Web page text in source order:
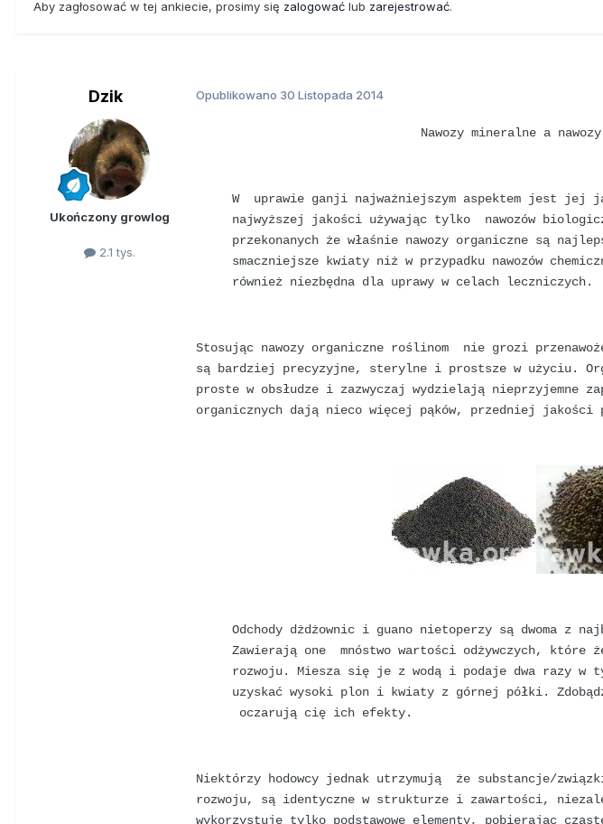
Aby zagłosować w tej ankiecie, prosimy się zalogować lub zarejestrować.
Dzik
Ukończony growlog
2.1 tys.
Opublikowano 30 Listopada 2014
Nawozy mineralne a
W uprawie ganji najważniejszym aspektem jest jej
najwyższej jakości używając tylko nawozów
przekonanych że właśnie nawozy organiczne są
smaczniejsze kwiaty niż w przypadku nawozów
również niezbędna dla uprawy w celach leczniczych.
Stosując nawozy organiczne roślinom nie grozi
są bardziej precyzyjne, sterylne i prostsze w użyciu.
proste w obsłudze i zazwyczaj wydzielają nieprzyjemne
organicznych dają nieco więcej pąków, przedniej jakości
Odchody dżdżownic i guano nietoperzy są dwoma z
Zawierają one mnóstwo wartości odżywczych, które
rozwoju. Miesza się je z wodą i podaje dwa razy w
uzyskać wysoki plon i kwiaty z górnej półki.
oczarują cię ich efekty.
Niektórzy hodowcy jednak utrzymują że substancje/
rozwoju, są identyczne w strukturze i zawartości,
wykorzystuje tylko podstawowe elementy, pobierając